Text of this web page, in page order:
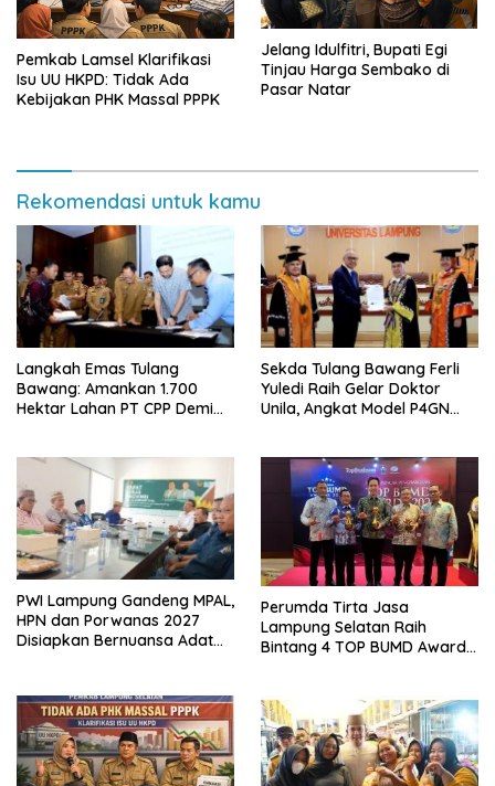
Pemkab Lamsel Klarifikasi
Isu UU HKPD: Tidak Ada
Kebijakan PHK Massal PPPK
Jelang Idulfitri, Bupati Egi
Tinjau Harga Sembako di
Pasar Natar
Rekomendasi untuk kamu
Langkah Emas Tulang
Bawang: Amankan 1.700
Hektar Lahan PT CPP Demi
Sekda Tulang Bawang Ferli
Yuledi Raih Gelar Doktor
Unila, Angkat Model P4GN
PWI Lampung Gandeng MPAL,
HPN dan Porwanas 2027
Disiapkan Bernuansa Adat
Perumda Tirta Jasa
Lampung Selatan Raih
Bintang 4 TOP BUMD Awards